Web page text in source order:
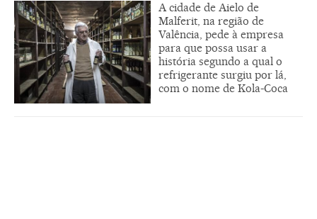
A cidade de Aielo de
Malferit, na região de
Valência, pede à empresa
para que possa usar a
história segundo a qual o
refrigerante surgiu por lá,
com o nome de Kola-Coca